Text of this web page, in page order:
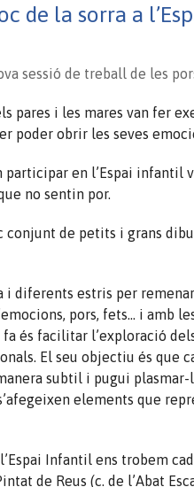
de la sorra a
sessió de treball de les
pares i les mares van fer
poder obrir les seves
participar en l’Espai infantil
no sentin por.
conjunt de petits i grans
i diferents estris per
pors, fets… i amb
és facilitar l’exploració
El seu objectiu és que
subtil i pugui
elements que
Infantil ens trobem
de Reus (c. de l’Abat